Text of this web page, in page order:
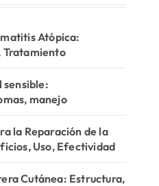
Atópica:
Tratamiento
sensible:
manejo
la Reparación de la
Uso, Efectividad
Cutánea: Estructura,